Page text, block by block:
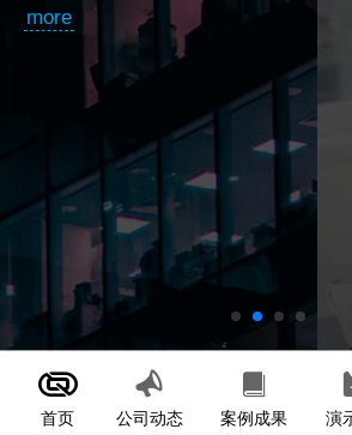
首页 公司动态 案例成果 演